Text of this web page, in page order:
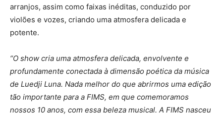
arranjos, assim como faixas inéditas, conduzido por
violões e vozes, criando uma atmosfera delicada e
potente.
“O show cria uma atmosfera delicada, envolvente e
profundamente conectada à dimensão poética da música
de Luedji Luna. Nada melhor do que abrirmos uma edição
tão importante para a FIMS, em que comemoramos
nossos 10 anos, com essa beleza musical. A FIMS nasceu